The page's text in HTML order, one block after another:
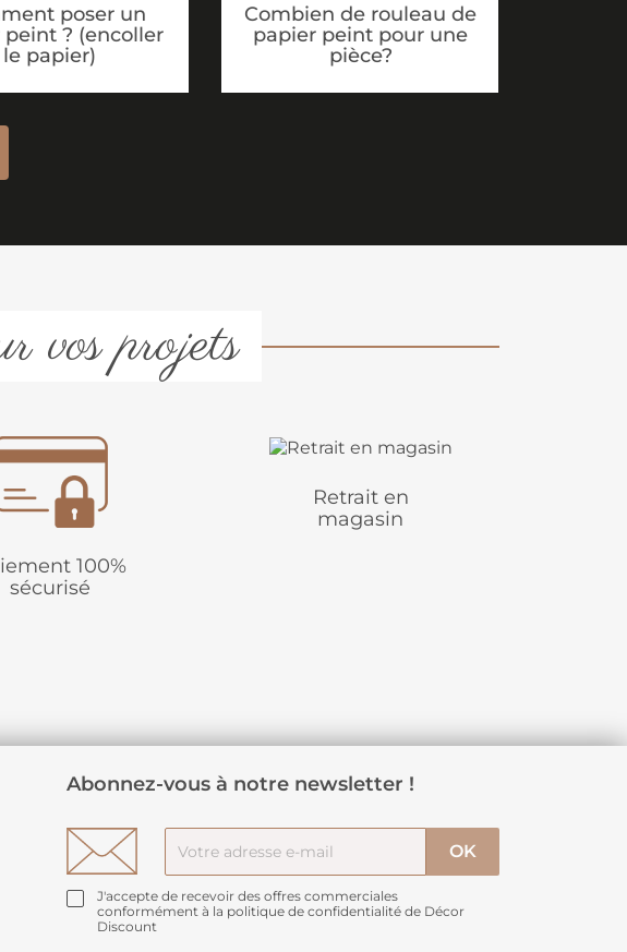
poser un
peint ? (encoller
le papier)
Combien de rouleau de
papier peint pour une
pièce?
vos projets
100%
sécurisé
Retrait en
magasin
Abonnez-vous à notre newsletter !
J'accepte de recevoir des offres commerciales
conformément à la politique de confidentialité de Décor
Discount